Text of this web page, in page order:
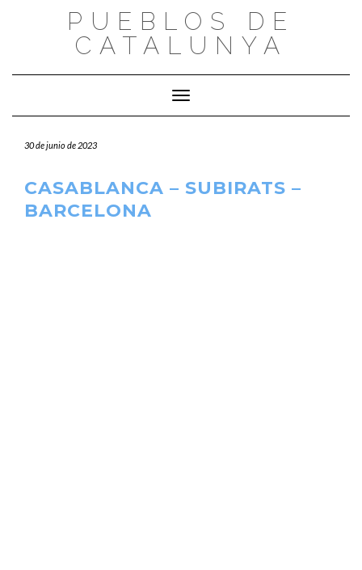
PUEBLOS DE
CATALUNYA
Cambiar modo de navegación
30 de junio de 2023
CASABLANCA – SUBIRATS –
BARCELONA